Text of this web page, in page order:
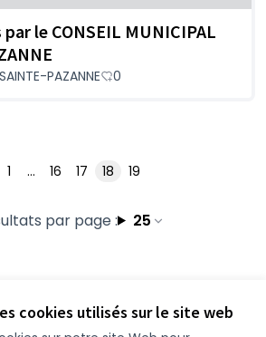
cookies utilisés sur le site web
le CONSEIL MUNICIPAL
PAZANNE 0
par page : 25
1 … 16 17 18 19